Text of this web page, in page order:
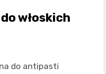
włoskich
do antipasti